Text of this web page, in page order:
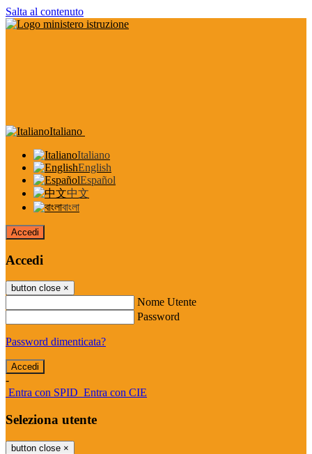
Salta al contenuto
Italiano
Italiano
English
Español
中文
বাংলা
Accedi
Accedi
button close ×
Nome Utente
Password
Password dimenticata?
-
Entra con SPID Entra con CIE
Seleziona utente
button close ×